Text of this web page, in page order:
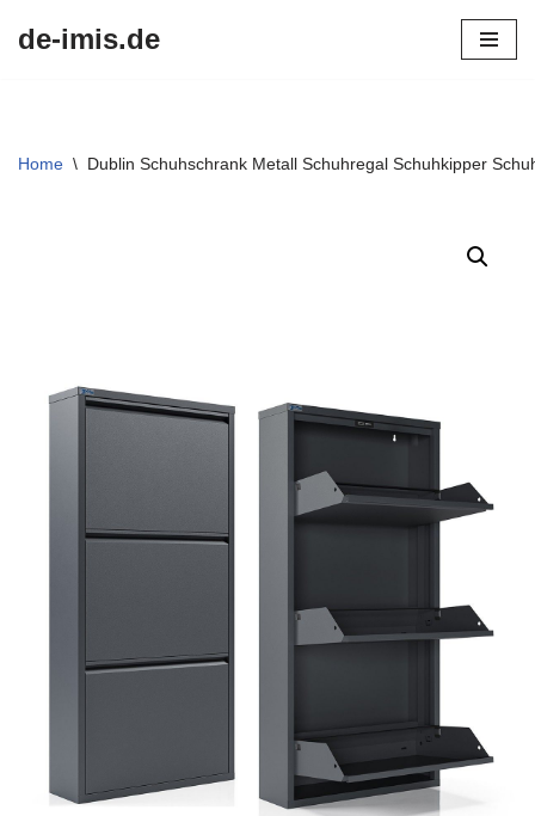
de-imis.de
Home \ Dublin Schuhschrank Metall Schuhregal Schuhkipper